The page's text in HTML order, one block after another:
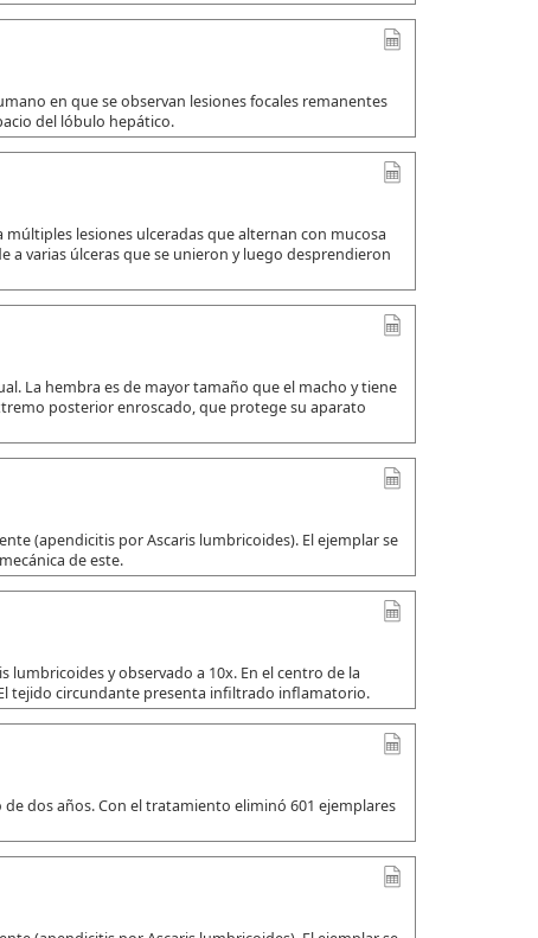
en que se observan lesiones focales remanentes
del lóbulo hepático.
lesiones ulceradas que alternan con mucosa
a varias úlceras que se unieron y luego desprendieron
La hembra es de mayor tamaño que el macho y tiene
posterior enroscado, que protege su aparato
(apendicitis por Ascaris lumbricoides). El ejemplar se
de este.
y observado a 10x. En el centro de la
tejido circundante presenta infiltrado inflamatorio.
dos años. Con el tratamiento eliminó 601 ejemplares